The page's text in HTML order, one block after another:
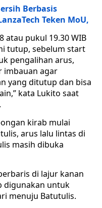
Berbasis
Teken MoU,
atau pukul 19.30 WIB
tutup, sebelum start
pengalihan arus,
imbauan agar
yang ditutup dan bisa
kata Lukito saat
kirab mulai
arus lalu lintas di
masih dibuka
di lajur kanan
digunakan untuk
menuju Batutulis.